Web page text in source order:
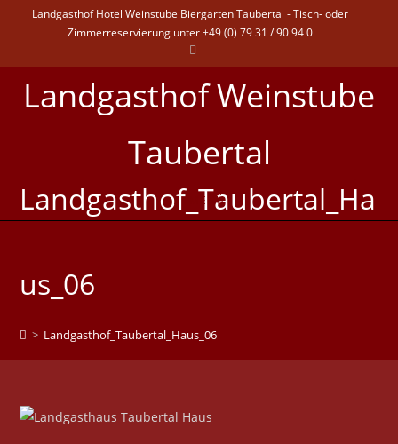
Landgasthof Hotel Weinstube Biergarten Taubertal - Tisch- oder
Zimmerreservierung unter +49 (0) 79 31 / 90 94 0
Landgasthof Weinstube
Taubertal
MENÜ
Landgasthof_Taubertal_Ha
us_06
> Landgasthof_Taubertal_Haus_06